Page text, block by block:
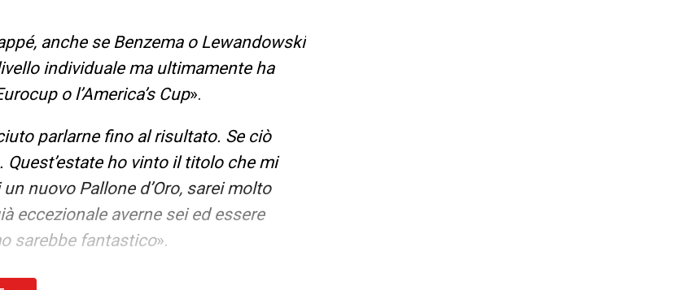
anche se Benzema o Lewandowski
individuale ma ultimamente ha
o l’America’s Cup».
parlarne fino al risultato. Se ciò
ho vinto il titolo che mi
nuovo Pallone d’Oro, sarei molto
eccezionale averne sei ed essere
sarebbe fantastico».
ho dato la mia opinione a riguardo